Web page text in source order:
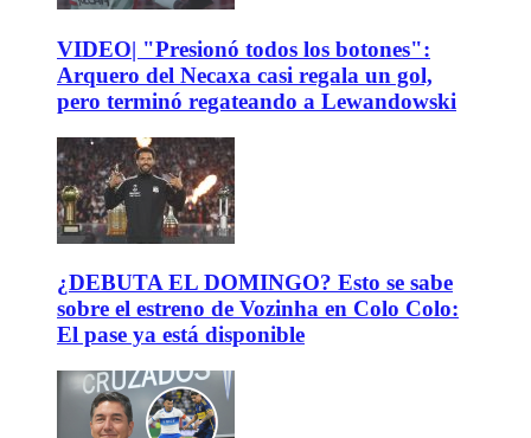
VIDEO| "Presionó todos los botones":
Arquero del Necaxa casi regala un gol,
pero terminó regateando a Lewandowski
¿DEBUTA EL DOMINGO? Esto se sabe
sobre el estreno de Vozinha en Colo Colo:
El pase ya está disponible